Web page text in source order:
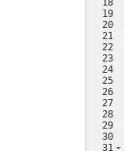
18
19
20
21
22
23
24
25
26
27
28
29
30
31